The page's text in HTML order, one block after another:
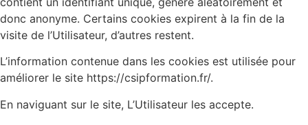
donc anonyme. Certains cookies expirent à la fin de la
visite de l’Utilisateur, d’autres restent.
L’information contenue dans les cookies est utilisée pour
améliorer le site https://csipformation.fr/.
En naviguant sur le site, L’Utilisateur les accepte.